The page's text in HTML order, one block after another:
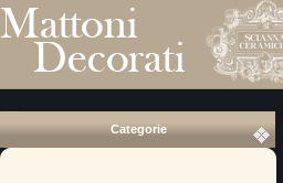
Categorie